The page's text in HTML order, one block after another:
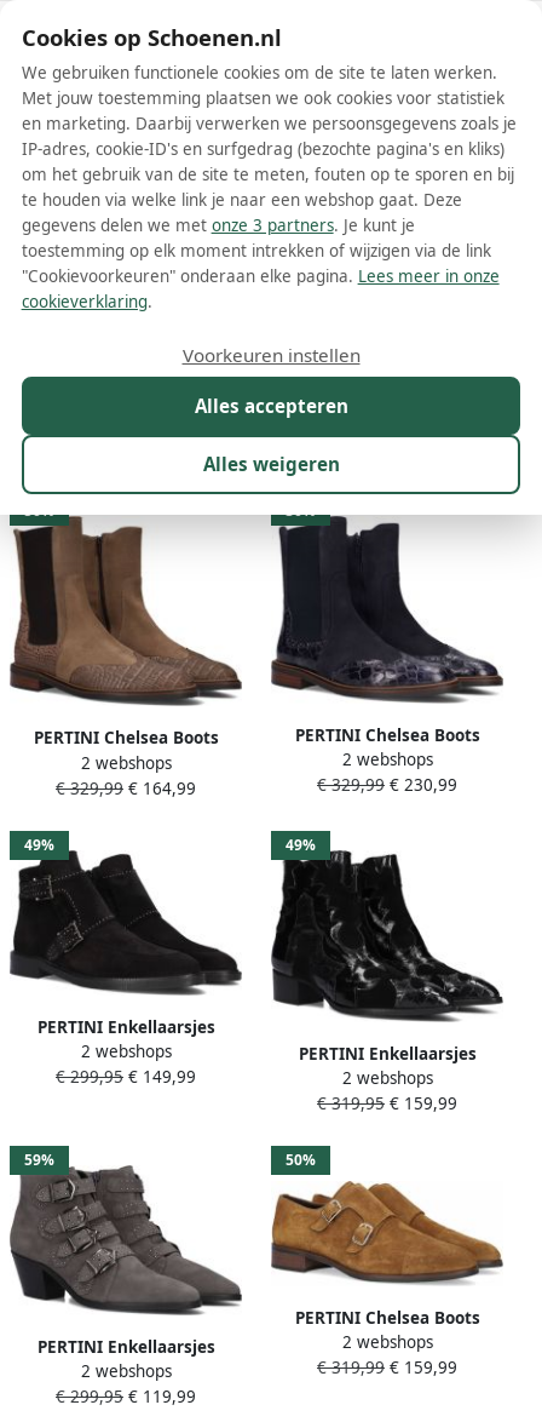
Schoenen.nl
Wis filters Alle filters
Pertini dames boots
Meer lezen
Kleur Prijs
13 resultaten:
50%
PERTINI Chelsea Boots
Dames 33063 Maat: 37
Materiaal: Suède Kleur:
2 webshops
€ 329,99 € 164,99
30%
PERTINI Chelsea Boots
Dames 33063 Maat: 38 5
Materiaal: Suède Kleur:
2 webshops
€ 329,99 € 230,99
49%
PERTINI Enkellaarsjes
Dames 13476 Maat: 37
Materiaal: Suède Kleur:
2 webshops
€ 299,95 € 149,99
49%
PERTINI Enkellaarsjes
Dames 32709 Maat: 38
Materiaal: Suède Kleur:
2 webshops
€ 319,95 € 159,99
59%
PERTINI Enkellaarsjes
Dames 12368 Maat: 35
Materiaal: Suède Kleur:
2 webshops
€ 299,95 € 119,99
50%
PERTINI Chelsea Boots
Dames 33028 Maat: 39 5
Materiaal: Leer Kleur: Zwart
2 webshops
€ 319,99 € 159,99
Cookies op Schoenen.nl
We gebruiken functionele cookies om de site te laten werken.
Met jouw toestemming plaatsen we ook cookies voor statistiek
en marketing. Daarbij verwerken we persoonsgegevens zoals je
IP-adres, cookie-ID's en surfgedrag (bezochte pagina's en kliks)
om het gebruik van de site te meten, fouten op te sporen en bij
te houden via welke link je naar een webshop gaat. Deze
gegevens delen we met onze 3 partners. Je kunt je
toestemming op elk moment intrekken of wijzigen via de link
"Cookievoorkeuren" onderaan elke pagina. Lees meer in onze
cookieverklaring.
Alles accepteren
Alles weigeren
Voorkeuren instellen